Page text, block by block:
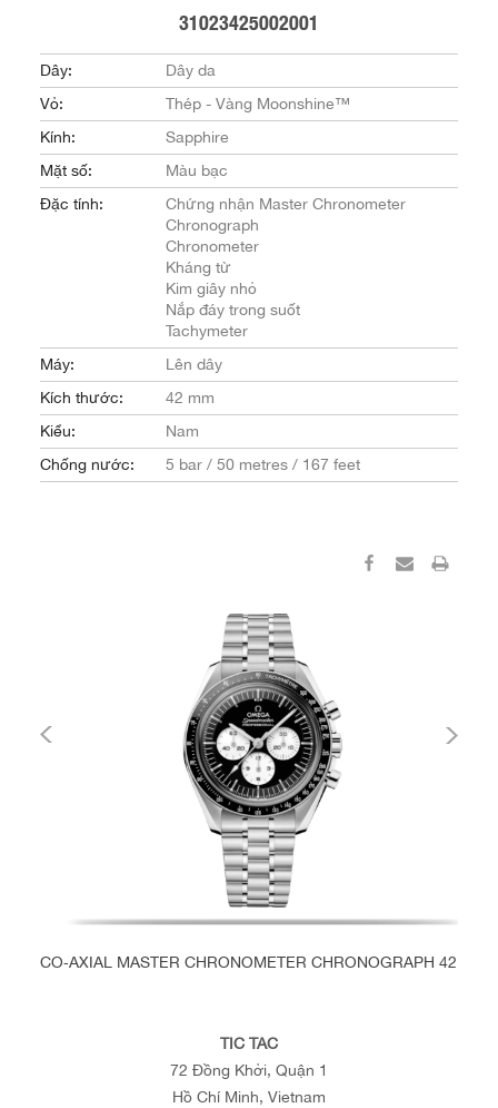
31023425002001
Dây:
Dây da
Vỏ:
Thép - Vàng Moonshine™
Kính:
Sapphire
Mặt số:
Màu bạc
Đặc tính:
Chứng nhận Master Chronometer
Chronograph
Chronometer
Kháng từ
Kim giây nhỏ
Nắp đáy trong suốt
Tachymeter
Máy:
Lên dây
Kích thước:
42 mm
Kiểu:
Nam
Chống nước:
5 bar / 50 metres / 167 feet
CO‑AXIAL MASTER CHRONOMETER CHRONOGRAPH 42 MM
TIC TAC
72 Đồng Khởi, Quận 1
Hồ Chí Minh, Vietnam